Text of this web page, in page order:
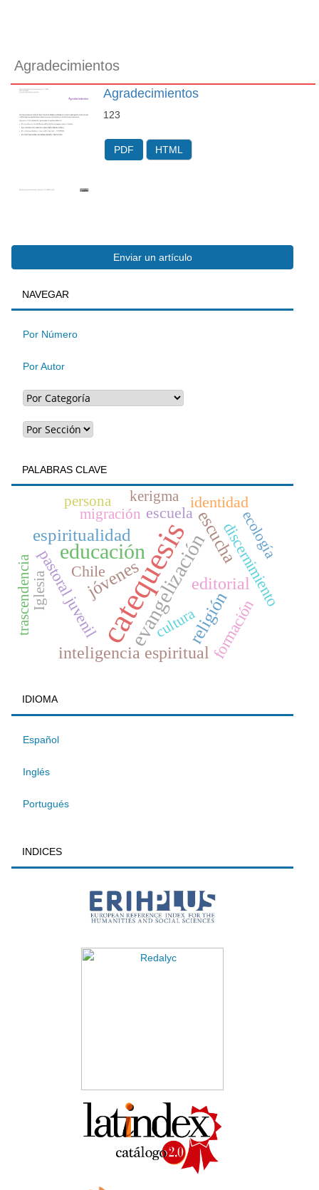
Agradecimientos
Agradecimientos
123
PDF HTML
Enviar
un
artículo
Enviar un artículo
BUSQUEDA
NAVEGAR
Por Número
Por Autor
PALABRAS CLAVE
catequesis
educaciónevangelizaciónescucha
jóvenes
espiritualidad
religión
inteligencia espiritual
editorial
Chile
formación
discernimiento
pastoral juvenil
escuela
identidad
trascendencia
migración
cultura
ecología
persona kerigma
Iglesia
IDIOMA
Español
Inglés
Portugués
INDICES